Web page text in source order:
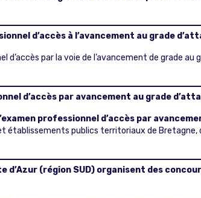
d’accès à l’avancement au grade
par la voie de l’avancement de grade
d’accès par avancement au grade
professionnel d’accès par
publics territoriaux de Bretagne,
d’Azur (région SUD) organisent des